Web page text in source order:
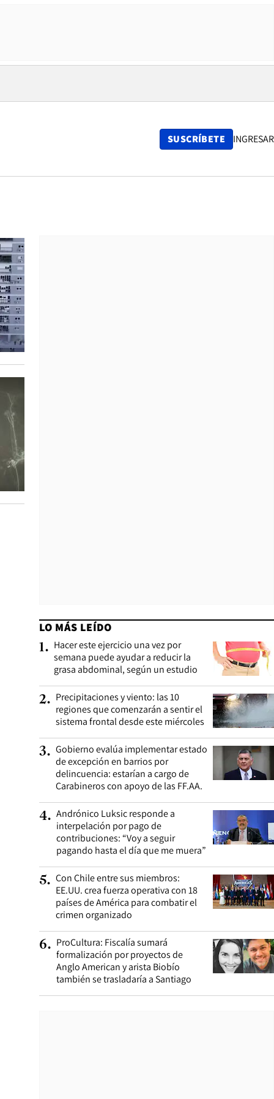
SUSCRÍBETE INGRESAR
LO MÁS LEÍDO
1. Hacer este ejercicio una vez por
semana puede ayudar a reducir la
grasa abdominal, según un estudio
2. Precipitaciones y viento: las 10
regiones que comenzarán a sentir el
sistema frontal desde este miércoles
3. Gobierno evalúa implementar estado
de excepción en barrios por
delincuencia: estarían a cargo de
Carabineros con apoyo de las FF.AA.
4. Andrónico Luksic responde a
interpelación por pago de
contribuciones: “Voy a seguir
pagando hasta el día que me muera”
5. Con Chile entre sus miembros:
EE.UU. crea fuerza operativa con 18
países de América para combatir el
crimen organizado
6. ProCultura: Fiscalía sumará
formalización por proyectos de
Anglo American y arista Biobío
también se trasladaría a Santiago